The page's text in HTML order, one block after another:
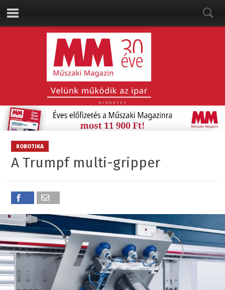
HIRDETÉS
ROBOTIKA
A Trumpf multi-gripper